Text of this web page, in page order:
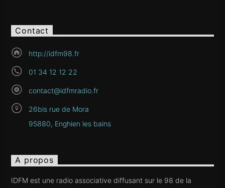
Contact
http://idfm98.fr
01 34 12 12 22
contact@idfmradio.fr
26bis rue de Mora
95880, Enghien les bains
A propos
IDFM est une radio associative diffusant sur le 98 de la